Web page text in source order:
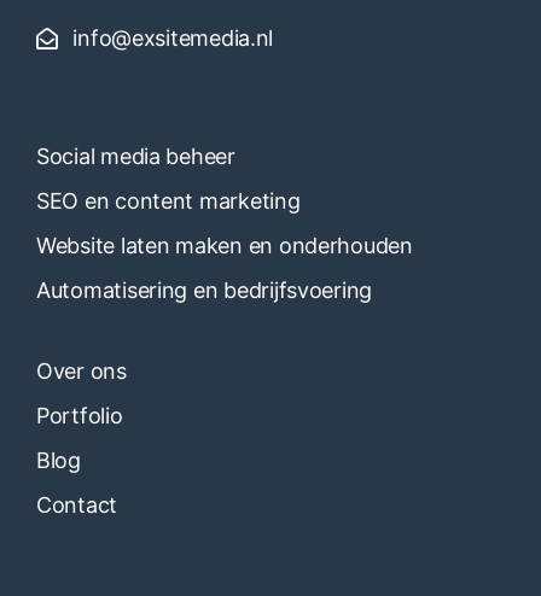
info@exsitemedia.nl
Social media beheer
SEO en content marketing
Website laten maken en onderhouden
Automatisering en bedrijfsvoering
Over ons
Portfolio
Blog
Contact